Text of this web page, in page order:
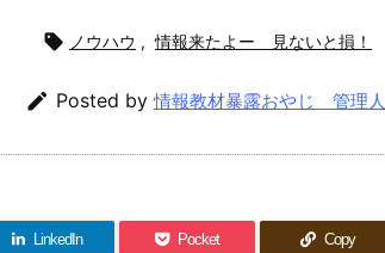
 ノウハウ , 情報来たよー 見ないと損！
 Posted by情報教材暴露おやじ 管理人
LinkedIn Pocket Copy